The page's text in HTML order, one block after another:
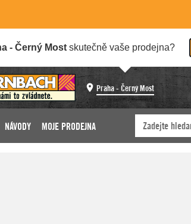
- Černý Most skutečně vaše prodejna?
Praha - Černý Most
NÁVODY MOJE PRODEJNA